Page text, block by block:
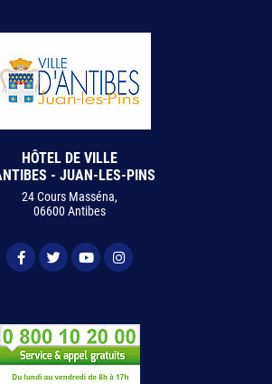
HÔTEL DE VILLE
- JUAN-LES-PINS
24 Cours Masséna,
06600 Antibes